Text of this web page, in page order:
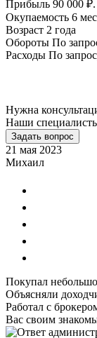
Прибыль 90 000 ₽.
Окупаемость 6
Возраст 2 года
Обороты По
Расходы По
Нужна
Наши
Задать вопрос
21 мая 2023
Михаил
Покупал
Объясняли
Работал с
Вас своим